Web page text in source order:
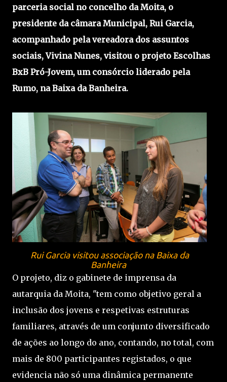
parceria social no concelho da Moita, o
presidente da câmara Municipal, Rui Garcia,
acompanhado pela vereadora dos assuntos
sociais, Vivina Nunes, visitou o projeto Escolhas
BxB Pró-Jovem, um consórcio liderado pela
Rumo, na Baixa da Banheira.
Rui Garcia visitou associação na Baixa da
Banheira
O projeto, diz o gabinete de imprensa da
autarquia da Moita, "tem como objetivo geral a
inclusão dos jovens e respetivas estruturas
familiares, através de um conjunto diversificado
de ações ao longo do ano, contando, no total, com
mais de 800 participantes registados, o que
evidencia não só uma dinâmica permanente